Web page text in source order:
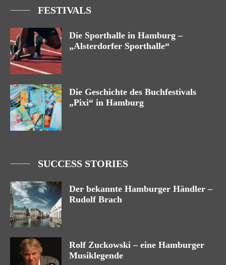
FESTIVALS
Die Sporthalle in Hamburg –
„Alsterdorfer Sporthalle“
Die Geschichte des Buchfestivals
„Pixi“ in Hamburg
SUCCESS STORIES
Der bekannte Hamburger Händler –
Rudolf Brach
Rolf Zuckowski – eine Hamburger
Musiklegende